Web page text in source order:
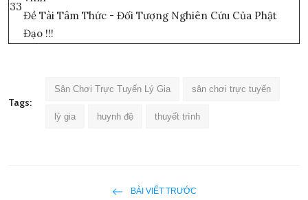
33
Đề Tài Tâm Thức - Đối Tượng Nghiên Cứu Của Phật
Đạo !!!
Tags:
Sân Chơi Trực Tuyến Lý Gia sân chơi trực tuyến
lý gia huynh đệ thuyết trình
BÀI VIẾT TRƯỚC